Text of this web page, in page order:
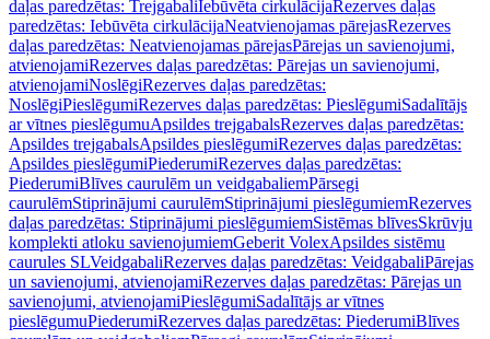
daļas paredzētas: TrejgabaliIebūvēta cirkulācijaRezerves daļas
paredzētas: Iebūvēta cirkulācijaNeatvienojamas pārejasRezerves
daļas paredzētas: Neatvienojamas pārejasPārejas un savienojumi,
atvienojamiRezerves daļas paredzētas: Pārejas un savienojumi,
atvienojamiNoslēgiRezerves daļas paredzētas:
NoslēgiPieslēgumiRezerves daļas paredzētas: PieslēgumiSadalītājs
ar vītnes pieslēgumuApsildes trejgabalsRezerves daļas paredzētas:
Apsildes trejgabalsApsildes pieslēgumiRezerves daļas paredzētas:
Apsildes pieslēgumiPiederumiRezerves daļas paredzētas:
PiederumiBlīves caurulēm un veidgabaliemPārsegi
caurulēmStiprinājumi caurulēmStiprinājumi pieslēgumiemRezerves
daļas paredzētas: Stiprinājumi pieslēgumiemSistēmas blīvesSkrūvju
komplekti atloku savienojumiemGeberit VolexApsildes sistēmu
caurules SLVeidgabaliRezerves daļas paredzētas: VeidgabaliPārejas
un savienojumi, atvienojamiRezerves daļas paredzētas: Pārejas un
savienojumi, atvienojamiPieslēgumiSadalītājs ar vītnes
pieslēgumuPiederumiRezerves daļas paredzētas: PiederumiBlīves